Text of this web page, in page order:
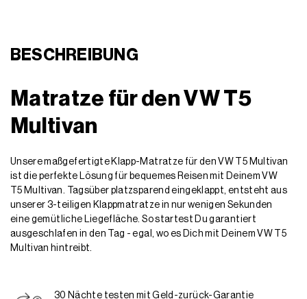
BESCHREIBUNG
Matratze für den VW T5
Multivan
Unsere maßgefertigte Klapp-Matratze für den VW T5 Multivan
ist die perfekte Lösung für bequemes Reisen mit Deinem VW
T5 Multivan. Tagsüber platzsparend eingeklappt, entsteht aus
unserer 3-teiligen Klappmatratze in nur wenigen Sekunden
eine gemütliche Liegefläche. So startest Du garantiert
ausgeschlafen in den Tag - egal, wo es Dich mit Deinem VW T5
Multivan hintreibt.
30 Nächte testen mit Geld-zurück-Garantie